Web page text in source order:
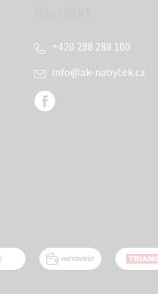
info@ak-nabytek.cz
+420 288 288 100